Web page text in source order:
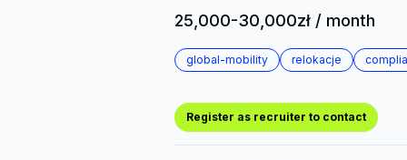
25,000-30,000zł / month
global-mobility relokacje
Register as recruiter to contact